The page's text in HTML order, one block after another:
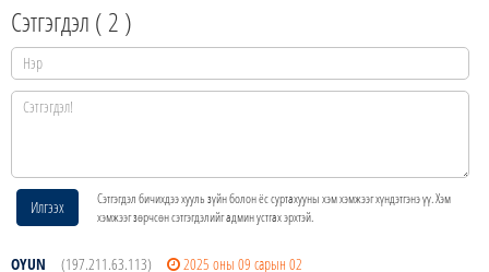
Сэтгэгдэл (2 )
Илгээх
Сэтгэгдэл бичихдээ хууль зүйн болон ёс суртахууны хэм хэмжээг хүндэтгэнэ үү. Хэм
хэмжээг зөрчсөн сэтгэгдэлийг админ устгах эрхтэй.
OYUN (197.211.63.113) 2025 оны 09 сарын 02